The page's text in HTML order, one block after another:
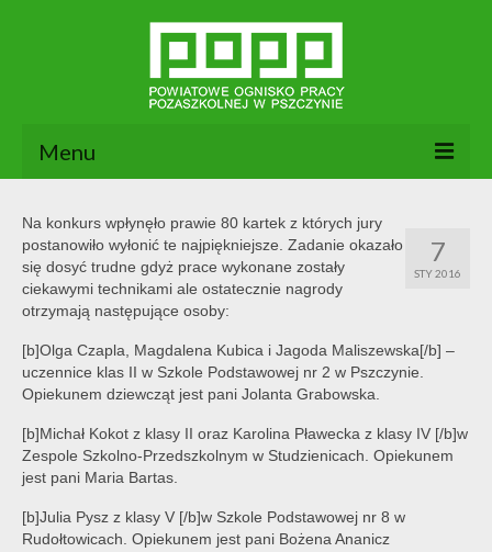
Menu
O nas
Dokumenty POPP
Zajęcia
Kontakt
BIP
7
STY 2016
Na konkurs wpłynęło prawie 80 kartek z których jury
postanowiło wyłonić te najpiękniejsze. Zadanie okazało
się dosyć trudne gdyż prace wykonane zostały
ciekawymi technikami ale ostatecznie nagrody
otrzymają następujące osoby:
[b]Olga Czapla, Magdalena Kubica i Jagoda Maliszewska[/b] –
uczennice klas II w Szkole Podstawowej nr 2 w Pszczynie.
Opiekunem dziewcząt jest pani Jolanta Grabowska.
[b]Michał Kokot z klasy II oraz Karolina Pławecka z klasy IV [/b]w
Zespole Szkolno-Przedszkolnym w Studzienicach. Opiekunem
jest pani Maria Bartas.
[b]Julia Pysz z klasy V [/b]w Szkole Podstawowej nr 8 w
Rudołtowicach. Opiekunem jest pani Bożena Ananicz